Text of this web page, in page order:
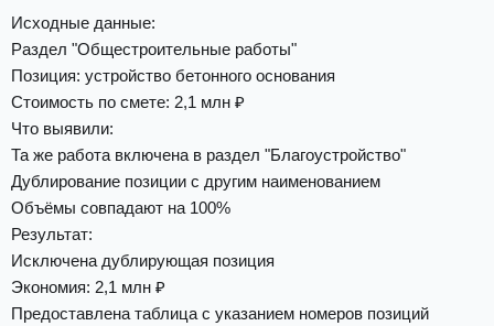
Исходные данные:
Раздел "Общестроительные работы"
Позиция: устройство бетонного основания
Стоимость по смете: 2,1 млн ₽
Что выявили:
Та же работа включена в раздел "Благоустройство"
Дублирование позиции с другим наименованием
Объёмы совпадают на 100%
Результат:
Исключена дублирующая позиция
Экономия: 2,1 млн ₽
Предоставлена таблица с указанием номеров позиций